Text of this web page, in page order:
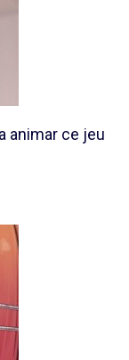
animar ce jeu